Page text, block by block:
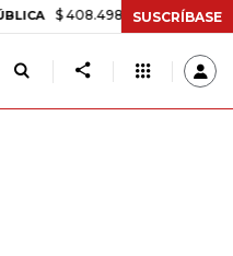
$ 408.498,97 +$ 8.753,81
SUSCRÍBASE